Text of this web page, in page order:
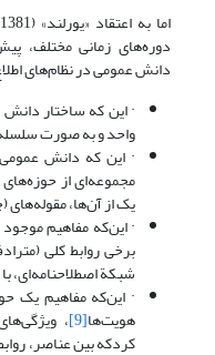
دوره‌های زمانی مختلف،
دانش عمومی در نظام‌های
· این که ساختار
واحد و به صورت
· این که دانش
مجموعه‌ای از
یک از آن‌ها، مقوله‌های
· این‌که مفاهیم
برخی روابط کلی
شبکة اصطلاحنامه‌ای،
· این‌که مفاهیم یک
هویت‌ها[9] ،
کردکه بین عناصر،